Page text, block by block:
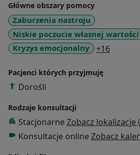
Główne obszary pomocy
Zaburzenia nastroju
Niskie poczucie własnej wartości
Kryzys emocjonalny
+16
Pacjenci których przyjmuję
Dorośli
Rodzaje konsultacji
Stacjonarne Zobacz lokalizacje
Konsultacje online Zobacz